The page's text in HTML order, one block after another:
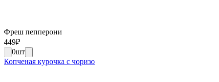
Фреш пепперони
449₽
0шт
Копченая курочка с чоризо